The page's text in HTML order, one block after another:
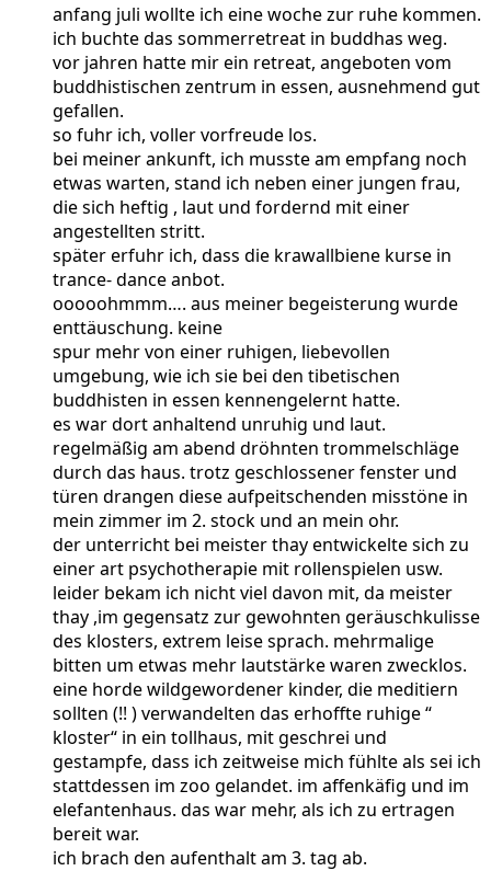
anfang juli wollte ich eine woche zur ruhe kommen.
ich buchte das sommerretreat in buddhas weg.
vor jahren hatte mir ein retreat, angeboten vom
buddhistischen zentrum in essen, ausnehmend gut
gefallen.
so fuhr ich, voller vorfreude los.
bei meiner ankunft, ich musste am empfang noch
etwas warten, stand ich neben einer jungen frau,
die sich heftig , laut und fordernd mit einer
angestellten stritt.
später erfuhr ich, dass die krawallbiene kurse in
trance- dance anbot.
ooooohmmm…. aus meiner begeisterung wurde
enttäuschung. keine
spur mehr von einer ruhigen, liebevollen
umgebung, wie ich sie bei den tibetischen
buddhisten in essen kennengelernt hatte.
es war dort anhaltend unruhig und laut.
regelmäßig am abend dröhnten trommelschläge
durch das haus. trotz geschlossener fenster und
türen drangen diese aufpeitschenden misstöne in
mein zimmer im 2. stock und an mein ohr.
der unterricht bei meister thay entwickelte sich zu
einer art psychotherapie mit rollenspielen usw.
leider bekam ich nicht viel davon mit, da meister
thay ,im gegensatz zur gewohnten geräuschkulisse
des klosters, extrem leise sprach. mehrmalige
bitten um etwas mehr lautstärke waren zwecklos.
eine horde wildgewordener kinder, die meditiern
sollten (!! ) verwandelten das erhoffte ruhige “
kloster“ in ein tollhaus, mit geschrei und
gestampfe, dass ich zeitweise mich fühlte als sei ich
stattdessen im zoo gelandet. im affenkäfig und im
elefantenhaus. das war mehr, als ich zu ertragen
bereit war.
ich brach den aufenthalt am 3. tag ab.